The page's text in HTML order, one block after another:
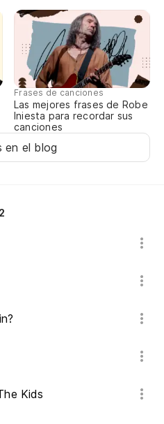
Frases de canciones
Las mejores frases de Robe
Iniesta para recordar sus
canciones
en el blog
Kids